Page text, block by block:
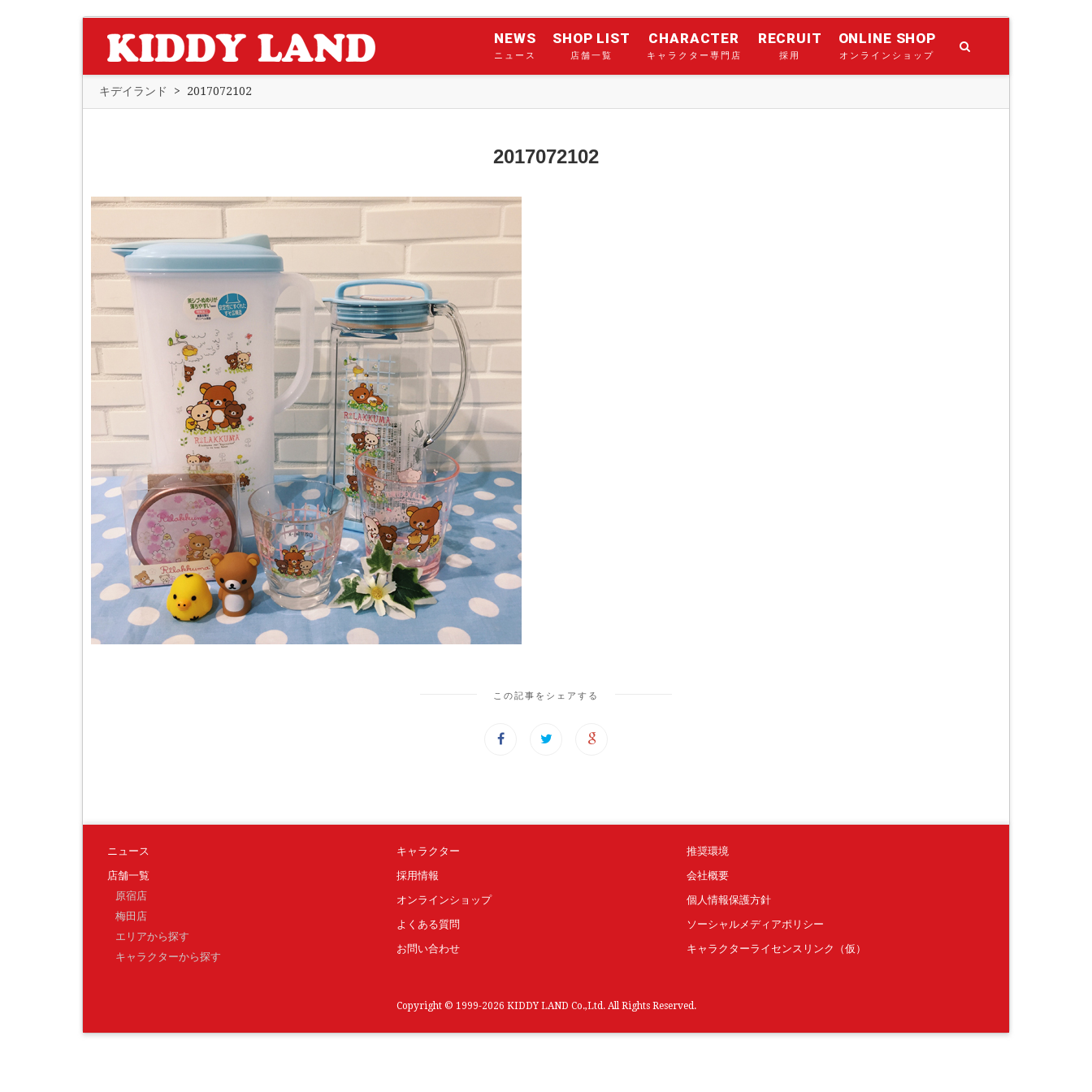
NEWS
ニュース
SHOP LIST
店舗一覧
CHARACTER
キャラクター専門店
RECRUIT
採用
ONLINE SHOP
オンラインショップ
キデイランド > 2017072102
2017072102
この記事をシェアする
ニュース
店舗一覧
原宿店
梅田店
エリアから探す
キャラクターから探す
キャラクター
採用情報
オンラインショップ
よくある質問
お問い合わせ
推奨環境
会社概要
個人情報保護方針
ソーシャルメディアポリシー
キャラクターライセンスリンク（仮）
Copyright © 1999-2026 KIDDY LAND Co.,Ltd. All Rights Reserved.